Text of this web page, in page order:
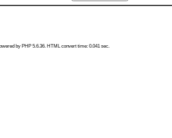
by PHP 5.6.36. HTML convert time: 0.041 sec.